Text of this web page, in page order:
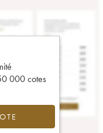
000 cotes